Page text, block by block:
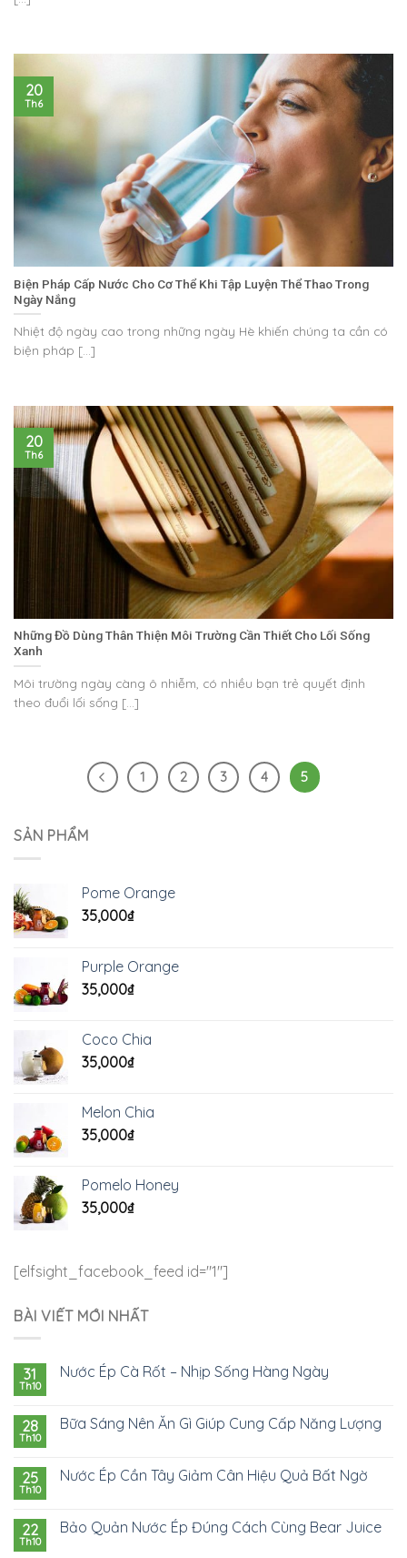
Biện Pháp Cấp Nước Cho Cơ Thể Khi Tập Luyện Thể Thao Trong
Ngày Nắng
Nhiệt độ ngày cao trong những ngày Hè khiến chúng ta cần có
biện pháp [...]
20
Th6
Những Đồ Dùng Thân Thiện Môi Trường Cần Thiết Cho Lối Sống
Xanh
Môi trường ngày càng ô nhiễm, có nhiều bạn trẻ quyết định
theo đuổi lối sống [...]
20
Th6
1 2 3 4 5
SẢN PHẨM
Pome Orange
35,000₫
Purple Orange
35,000₫
Coco Chia
35,000₫
Melon Chia
35,000₫
Pomelo Honey
35,000₫
[elfsight_facebook_feed id="1"]
BÀI VIẾT MỚI NHẤT
31
Th10
Nước Ép Cà Rốt – Nhịp Sống Hàng Ngày
28
Th10
Bữa Sáng Nên Ăn Gì Giúp Cung Cấp Năng Lượng
25
Th10
Nước Ép Cần Tây Giảm Cân Hiệu Quả Bất Ngờ
22
Th10
Bảo Quản Nước Ép Đúng Cách Cùng Bear Juice